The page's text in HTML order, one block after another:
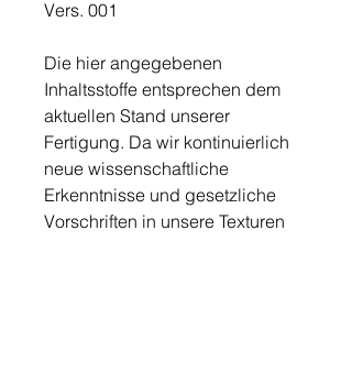
Vers. 001
Die hier angegebenen
Inhaltsstoffe entsprechen dem
aktuellen Stand unserer
Fertigung. Da wir kontinuierlich
neue wissenschaftliche
Erkenntnisse und gesetzliche
Vorschriften in unsere Texturen